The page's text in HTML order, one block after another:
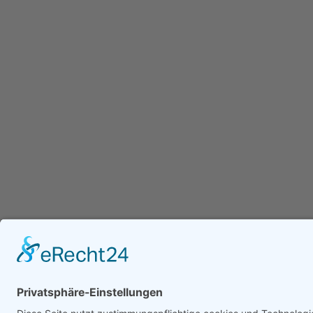
Kochstraße 113